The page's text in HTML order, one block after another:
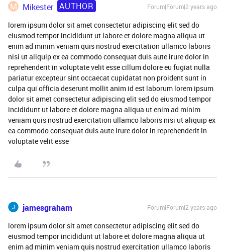
M Mikester AUTHOR Forum|Forum|2 years ago
lorem ipsum dolor sit amet consectetur adipiscing elit sed do
eiusmod tempor incididunt ut labore et dolore magna aliqua ut
enim ad minim veniam quis nostrud exercitation ullamco laboris
nisi ut aliquip ex ea commodo consequat duis aute irure dolor in
reprehenderit in voluptate velit esse cillum dolore eu fugiat nulla
pariatur excepteur sint occaecat cupidatat non proident sunt in
culpa qui officia deserunt mollit anim id est laborum lorem ipsum
dolor sit amet consectetur adipiscing elit sed do eiusmod tempor
incididunt ut labore et dolore magna aliqua ut enim ad minim
veniam quis nostrud exercitation ullamco laboris nisi ut aliquip ex
ea commodo consequat duis aute irure dolor in reprehenderit in
voluptate velit esse
jamesgraham Forum|Forum|2 years ago
lorem ipsum dolor sit amet consectetur adipiscing elit sed do
eiusmod tempor incididunt ut labore et dolore magna aliqua ut
enim ad minim veniam quis nostrud exercitation ullamco laboris